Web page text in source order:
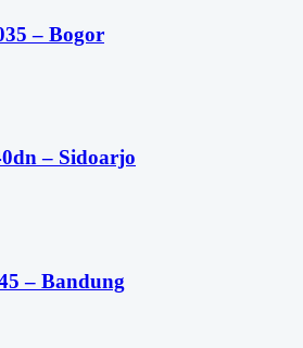
– Bogor
– Sidoarjo
– Bandung